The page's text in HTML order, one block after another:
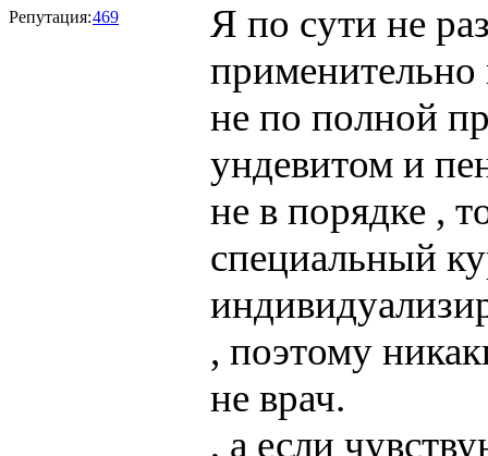
Репутация:469
Я по сути не
не по полной
ундевитом и
не в порядке ,
специальный
, поэтому
не врач.
, а если